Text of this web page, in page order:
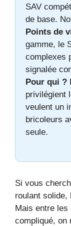
SAV
de base.
Points de
gamme, le
complexes
signalée
Pour qui ?
privilégient
veulent un
bricoleurs
seule.
Si vous
roulant solide,
Mais entre les
compliqué, on